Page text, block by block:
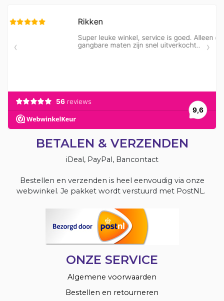
BETALEN & VERZENDEN
iDeal, PayPal, Bancontact
Bestellen en verzenden is heel eenvoudig via onze
webwinkel. Je pakket wordt verstuurd met PostNL.
ONZE SERVICE
Algemene voorwaarden
Bestellen en retourneren